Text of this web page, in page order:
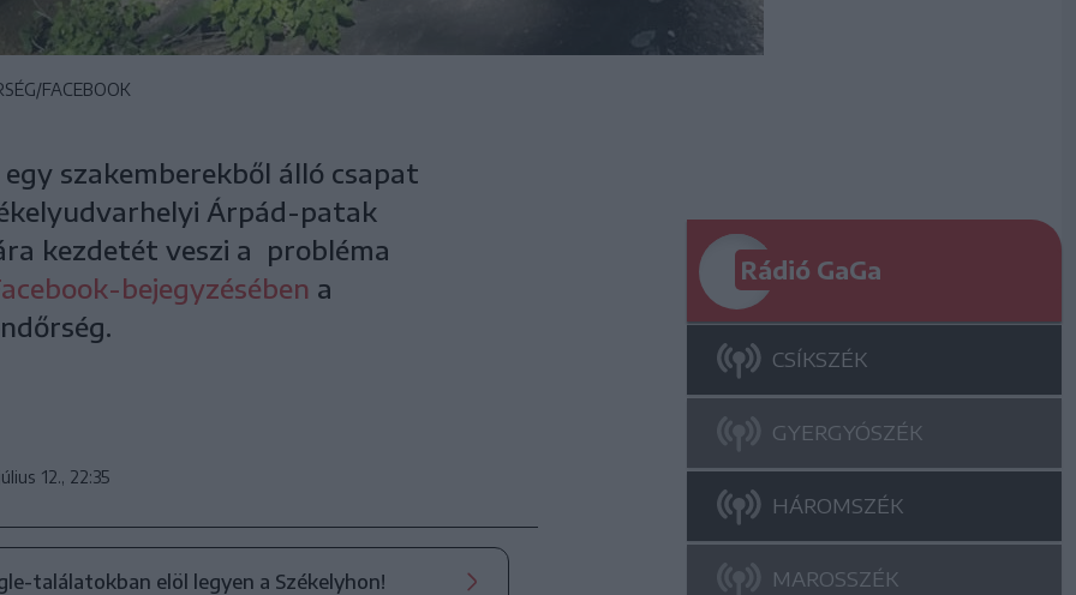
FACEBOOK
szakemberekből álló csapat
Árpád-patak
kezdetét veszi a probléma
bejegyzésében a
12., 22:35
találatokban elöl legyen a Székelyhon!
Rádió GaGa
CSÍKSZÉK
GYERGYÓSZÉK
HÁROMSZÉK
MAROSSZÉK